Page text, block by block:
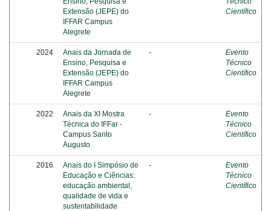
Extensão (JEPE) do
IFFAR Campus
Alegrete
Científico
2024
Anais da Jornada de
Ensino, Pesquisa e
Extensão (JEPE) do
IFFAR Campus
Alegrete
-
Evento
Técnico
Científico
2022
Anais da XI Mostra
Técnica do IFFar -
Campus Santo
Augusto
-
Evento
Técnico
Científico
2016
Anais do I Simpósio de
Educação e Ciências:
educação ambiental,
qualidade de vida e
sustentabilidade
-
Evento
Técnico
Científico